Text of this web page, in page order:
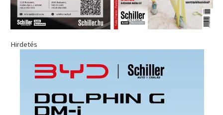
Hirdetés